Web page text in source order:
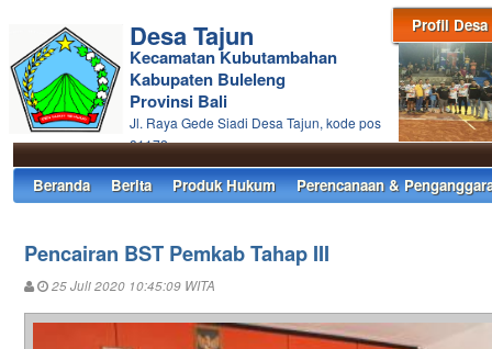
Profil Desa
Desa Tajun
Kecamatan Kubutambahan
Kabupaten Buleleng
Provinsi Bali
Jl. Raya Gede Siadi Desa Tajun, kode pos
81172
Beranda Berita Produk Hukum Perencanaan &
Pencairan BST Pemkab Tahap III
25 Juli 2020 10:45:09 WITA